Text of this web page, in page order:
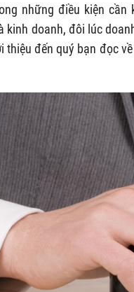
những điều kiện
kinh doanh, đôi lúc
thiệu đến quý bạn đọc về